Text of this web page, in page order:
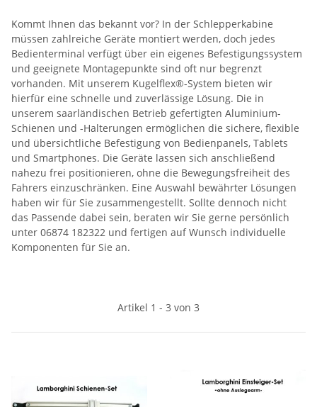
Kommt Ihnen das bekannt vor? In der Schlepperkabine
müssen zahlreiche Geräte montiert werden, doch jedes
Bedienterminal verfügt über ein eigenes Befestigungssystem
und geeignete Montagepunkte sind oft nur begrenzt
vorhanden. Mit unserem Kugelflex®-System bieten wir
hierfür eine schnelle und zuverlässige Lösung. Die in
unserem saarländischen Betrieb gefertigten Aluminium-
Schienen und -Halterungen ermöglichen die sichere, flexible
und übersichtliche Befestigung von Bedienpanels, Tablets
und Smartphones. Die Geräte lassen sich anschließend
nahezu frei positionieren, ohne die Bewegungsfreiheit des
Fahrers einzuschränken. Eine Auswahl bewährter Lösungen
haben wir für Sie zusammengestellt. Sollte dennoch nicht
das Passende dabei sein, beraten wir Sie gerne persönlich
unter 06874 182322 und fertigen auf Wunsch individuelle
Komponenten für Sie an.
Artikel 1 - 3 von 3